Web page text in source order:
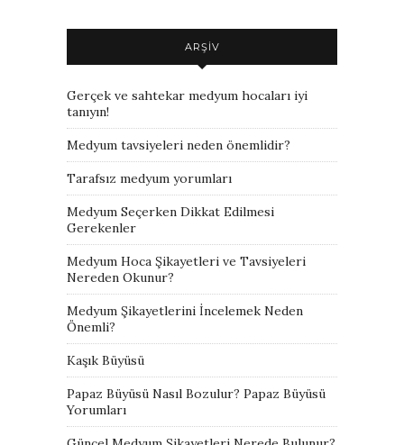
ARŞIV
Gerçek ve sahtekar medyum hocaları iyi
tanıyın!
Medyum tavsiyeleri neden önemlidir?
Tarafsız medyum yorumları
Medyum Seçerken Dikkat Edilmesi
Gerekenler
Medyum Hoca Şikayetleri ve Tavsiyeleri
Nereden Okunur?
Medyum Şikayetlerini İncelemek Neden
Önemli?
Kaşık Büyüsü
Papaz Büyüsü Nasıl Bozulur? Papaz Büyüsü
Yorumları